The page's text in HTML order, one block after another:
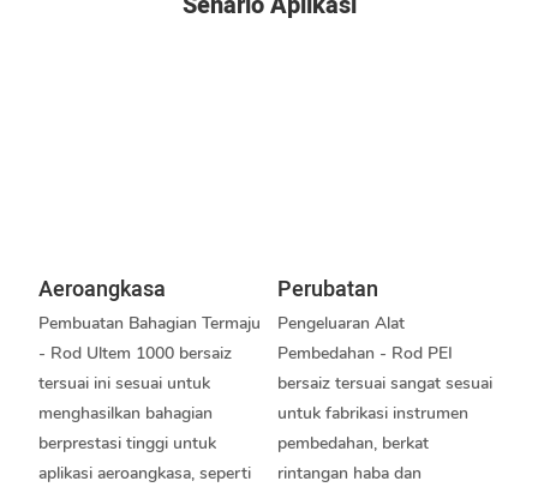
Aeroangkasa
Pembuatan Bahagian Termaju
- Rod Ultem 1000 bersaiz
tersuai ini sesuai untuk
menghasilkan bahagian
berprestasi tinggi untuk
aplikasi aeroangkasa, seperti
Perubatan
Pengeluaran Alat
Pembedahan - Rod PEI
bersaiz tersuai sangat sesuai
untuk fabrikasi instrumen
pembedahan, berkat
rintangan haba dan